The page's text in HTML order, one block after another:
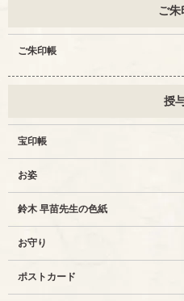
ご朱
ご朱印帳
授
宝印帳
お姿
鈴木 早苗先生の色紙
お守り
ポストカード